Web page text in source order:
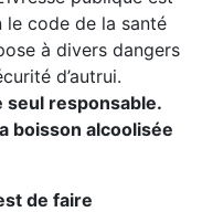
le code de la santé
à divers dangers
d’autrui.
seul responsable.
boisson alcoolisée
de faire